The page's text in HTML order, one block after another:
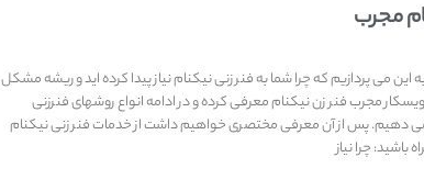
مجرب
این می پردازیم که چرا شما به فنر زنی نیکنام نیاز پیدا کرده اید و ریشه مشکل
مجرب فنر زن نیکنام معرفی کرده و در ادامه انواع روشهای فنرزنی
دهیم. پس از آن معرفی مختصری خواهیم داشت از خدمات فنر زنی نیکنام
باشید: چرا نیاز